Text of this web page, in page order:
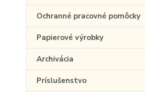
Ochranné pracovné pomôcky
Papierové výrobky
Archivácia
Príslušenstvo